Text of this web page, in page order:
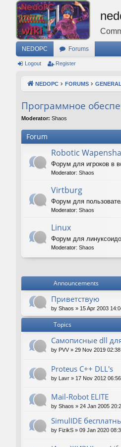
NEDOPC Forums
Logout Register
NEDOPC FORUMS
Программное
Moderator: Shaos
Forum
Robotic
Форум для игроков в
Moderator: Shaos
Virtburg
Форум для
Moderator: Shaos
Linux
Форум для
Moderator: Shaos
Announcements
Приветствую
by Shaos » 15 Apr 2003
Topics
Самописные dll
by PVV » 29 Nov 2019 02:38
Proteus C++ DLL's
by Lavr » 17 Nov 2012 06:56
Mail-Robot ELITE
by Shaos » 24 Jan 2005
SimulIDE
by FizikS » 09 Jan 2020